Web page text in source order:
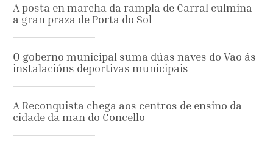
A posta en marcha da rampla de Carral culmina
a gran praza de Porta do Sol
O goberno municipal suma dúas naves do Vao ás
instalacións deportivas municipais
A Reconquista chega aos centros de ensino da
cidade da man do Concello